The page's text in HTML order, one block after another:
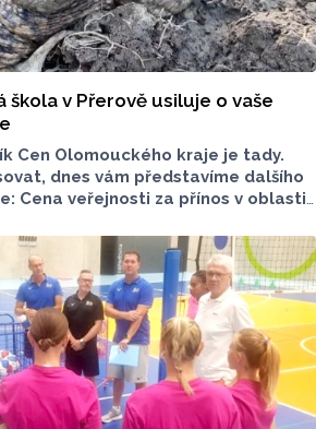
škola v Přerově usiluje o vaše
Cen Olomouckého kraje je tady.
dnes vám představíme dalšího
Cena veřejnosti za přínos v oblasti
v kategorii: Významný počin
- právnická osoba.